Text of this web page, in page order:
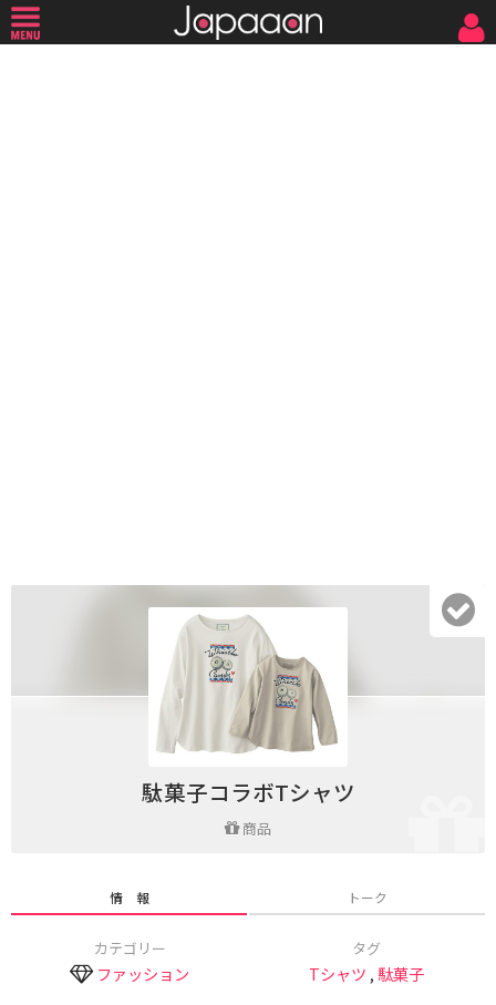
駄菓子コラボTシャツ
商品
情 報 トーク
カテゴリー
ファッション
タグ
Tシャツ , 駄菓子